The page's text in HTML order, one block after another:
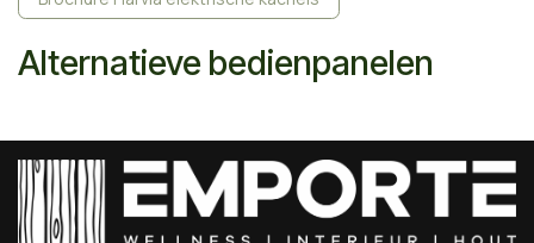
Alternatieve bedienpanelen